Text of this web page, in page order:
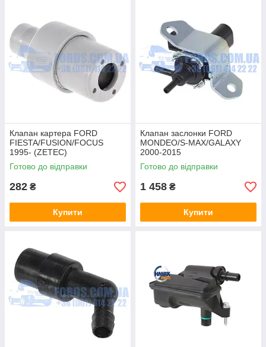
Клапан картера FORD
FIESTA/FUSION/FOCUS
1995- (ZETEC)
(1026678/96MF6A666DA/ERC
134) ERC
Готово до відправки
282 ₴
Купити
Клапан заслонки FORD
MONDEO/S-MAX/GALAXY
2000-2015
(1357314/1S7G9J559BB/7022
56510) PIERBURG
Готово до відправки
1 458 ₴
Купити